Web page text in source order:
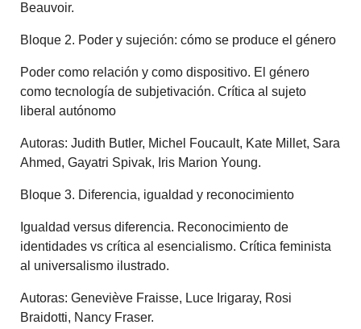
Beauvoir.
Bloque 2. Poder y sujeción: cómo se produce el género
Poder como relación y como dispositivo. El género
como tecnología de subjetivación. Crítica al sujeto
liberal autónomo
Autoras: Judith Butler, Michel Foucault, Kate Millet, Sara
Ahmed, Gayatri Spivak, Iris Marion Young.
Bloque 3. Diferencia, igualdad y reconocimiento
Igualdad versus diferencia. Reconocimiento de
identidades vs crítica al esencialismo. Crítica feminista
al universalismo ilustrado.
Autoras: Geneviève Fraisse, Luce Irigaray, Rosi
Braidotti, Nancy Fraser.